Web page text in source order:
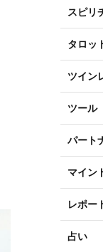
スピリ
タロッ
ツイン
ツール
パート
マイン
レポー
占い